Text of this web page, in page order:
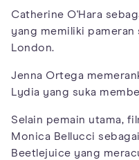
Catherine O'Hara
yang memiliki
London.
Jenna Ortega
Lydia yang suka
Selain pemain utama,
Monica Bellucci
Beetlejuice yang